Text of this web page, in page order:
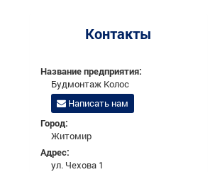
Контакты
Название предприятия:
Будмонтаж Колос
Написать нам
Город:
Житомир
Адрес:
ул. Чехова 1